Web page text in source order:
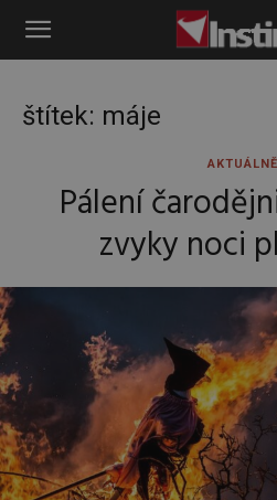
Instinkt
štítek: máje
AKTUÁLNĚ
Pálení
zvyky noci